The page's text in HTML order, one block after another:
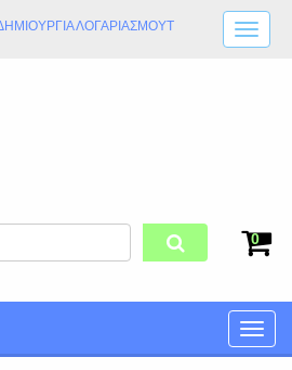
ΛΟΓΑΡΙΑΣΜΟΎT
ΚΑΤΑΣΤΉΜΑΤΟΣ
ΚΑΤΆΣΤΗΜΑ
0
Toggle